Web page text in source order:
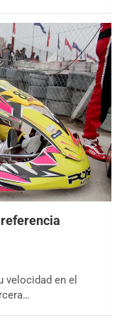
velocidad en el